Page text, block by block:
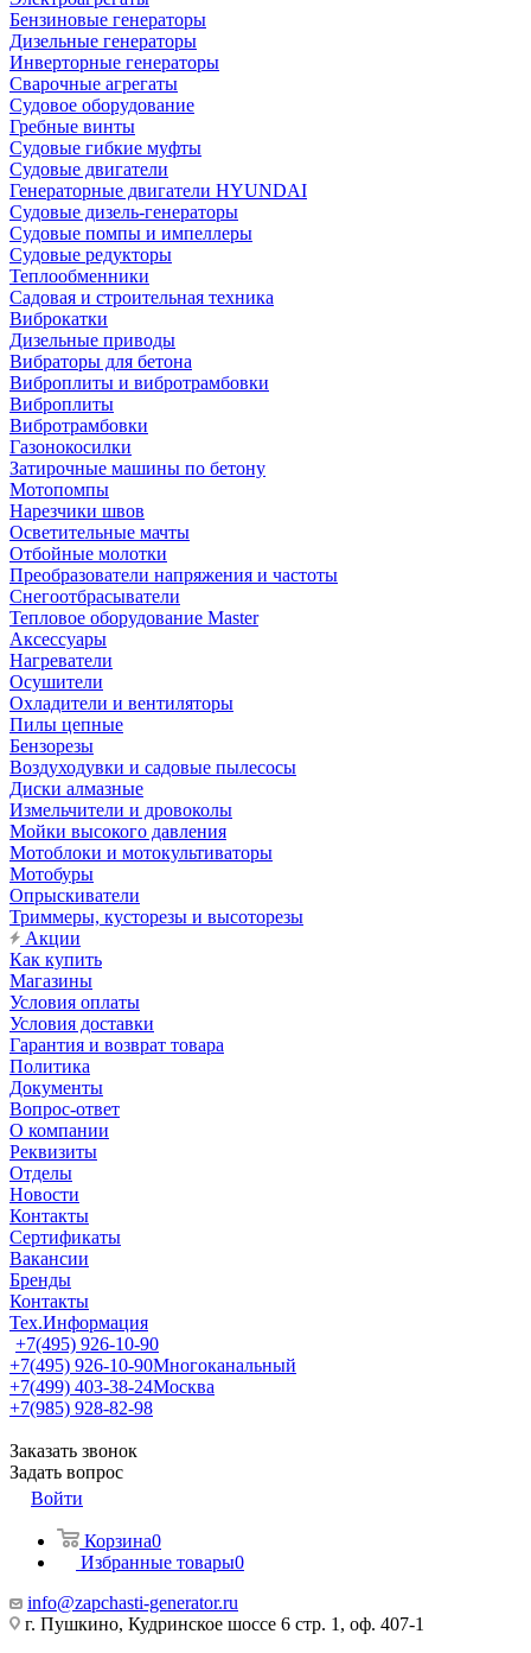
Бензиновые генераторы
Дизельные генераторы
Инверторные генераторы
Сварочные агрегаты
Судовое оборудование
Гребные винты
Судовые гибкие муфты
Судовые двигатели
Генераторные двигатели HYUNDAI
Судовые дизель-генераторы
Судовые помпы и импеллеры
Судовые редукторы
Теплообменники
Садовая и строительная техника
Виброкатки
Дизельные приводы
Вибраторы для бетона
Виброплиты и вибротрамбовки
Виброплиты
Вибротрамбовки
Газонокосилки
Затирочные машины по бетону
Мотопомпы
Нарезчики швов
Осветительные мачты
Отбойные молотки
Преобразователи напряжения и частоты
Снегоотбрасыватели
Тепловое оборудование Master
Аксессуары
Нагреватели
Осушители
Охладители и вентиляторы
Пилы цепные
Бензорезы
Воздуходувки и садовые пылесосы
Диски алмазные
Измельчители и дровоколы
Мойки высокого давления
Мотоблоки и мотокультиваторы
Мотобуры
Опрыскиватели
Триммеры, кусторезы и высоторезы
Акции
Как купить
Магазины
Условия оплаты
Условия доставки
Гарантия и возврат товара
Политика
Документы
Вопрос-ответ
О компании
Реквизиты
Отделы
Новости
Контакты
Сертификаты
Вакансии
Бренды
Контакты
Тех.Информация
+7(495) 926-10-90
+7(495) 926-10-90Многоканальный
+7(499) 403-38-24Москва
+7(985) 928-82-98
Заказать звонок
Задать вопрос
Войти
Корзина0
Избранные товары0
info@zapchasti-generator.ru
г. Пушкино, Кудринское шоссе 6 стр. 1, оф. 407-1